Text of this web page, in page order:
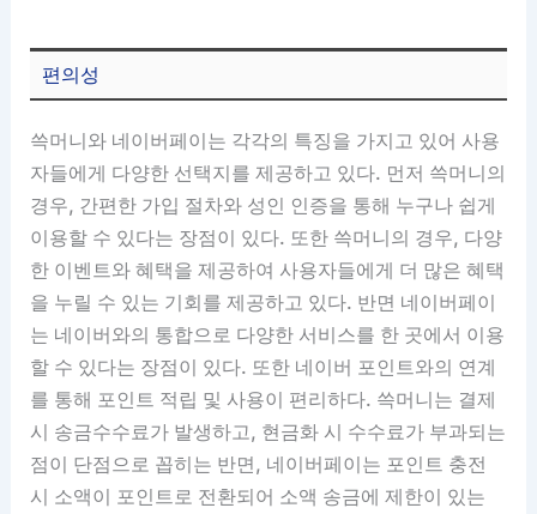
편의성
쓱머니와 네이버페이는 각각의 특징을 가지고 있어 사용
자들에게 다양한 선택지를 제공하고 있다. 먼저 쓱머니의
경우, 간편한 가입 절차와 성인 인증을 통해 누구나 쉽게
이용할 수 있다는 장점이 있다. 또한 쓱머니의 경우, 다양
한 이벤트와 혜택을 제공하여 사용자들에게 더 많은 혜택
을 누릴 수 있는 기회를 제공하고 있다. 반면 네이버페이
는 네이버와의 통합으로 다양한 서비스를 한 곳에서 이용
할 수 있다는 장점이 있다. 또한 네이버 포인트와의 연계
를 통해 포인트 적립 및 사용이 편리하다. 쓱머니는 결제
시 송금수수료가 발생하고, 현금화 시 수수료가 부과되는
점이 단점으로 꼽히는 반면, 네이버페이는 포인트 충전
시 소액이 포인트로 전환되어 소액 송금에 제한이 있는